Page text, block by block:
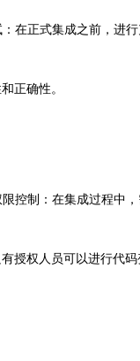
在正式集成之前，进
正确性。
控制：在集成过程中
授权人员可以进行代码